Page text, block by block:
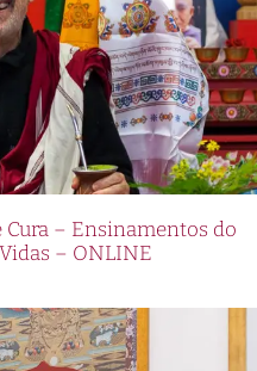
– Ensinamentos do
– ONLINE